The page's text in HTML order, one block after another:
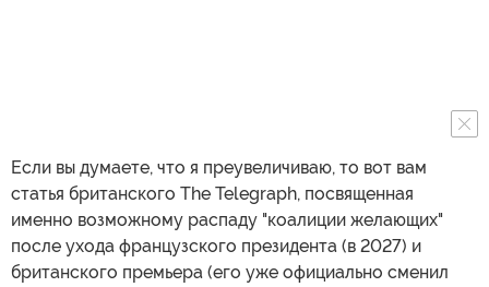
Если вы думаете, что я преувеличиваю, то вот вам
статья британского The Telegraph, посвященная
именно возможному распаду "коалиции желающих"
после ухода французского президента (в 2027) и
британского премьера (его уже официально сменил